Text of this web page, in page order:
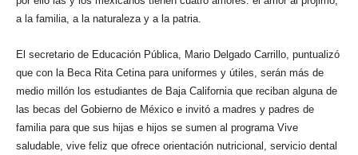
a la familia, a la naturaleza y a la patria.
El secretario de Educación Pública, Mario Delgado Carrillo, puntualizó
que con la Beca Rita Cetina para uniformes y útiles, serán más de
medio millón los estudiantes de Baja California que reciban alguna de
las becas del Gobierno de México e invitó a madres y padres de
familia para que sus hijas e hijos se sumen al programa Vive
saludable, vive feliz que ofrece orientación nutricional, servicio dental